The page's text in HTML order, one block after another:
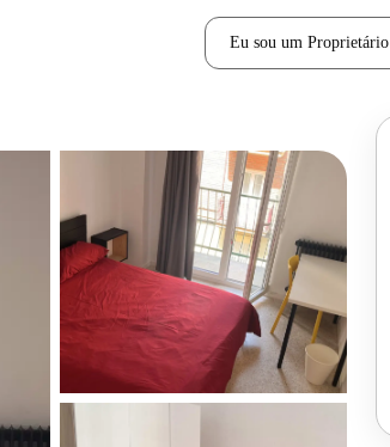
Eu sou um Proprietário